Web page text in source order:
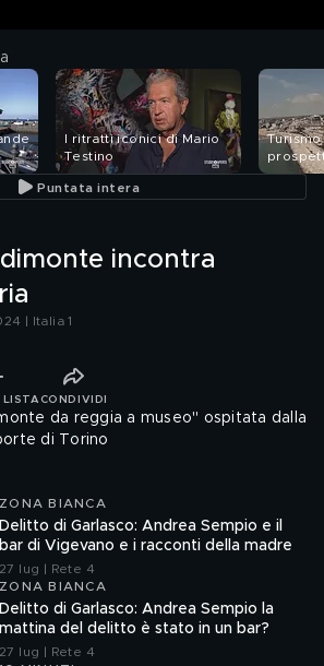
I ritratti iconici di Mario
Testino
Puntata intera
incontra
| Italia 1
LISTA CONDIVIDI
da reggia a museo" ospitata dalla
di Torino
ZONA BIANCA
Delitto di Garlasco: Andrea Sempio e il
bar di Vigevano e i racconti della madre
27 lug | Rete 4
ZONA BIANCA
Delitto di Garlasco: Andrea Sempio la
mattina del delitto è stato in un bar?
27 lug | Rete 4